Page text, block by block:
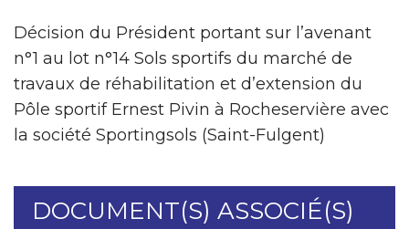
Décision du Président portant sur l’avenant
n°1 au lot n°14 Sols sportifs du marché de
travaux de réhabilitation et d’extension du
Pôle sportif Ernest Pivin à Rocheservière avec
la société Sportingsols (Saint-Fulgent)
DOCUMENT(S) ASSOCIÉ(S)